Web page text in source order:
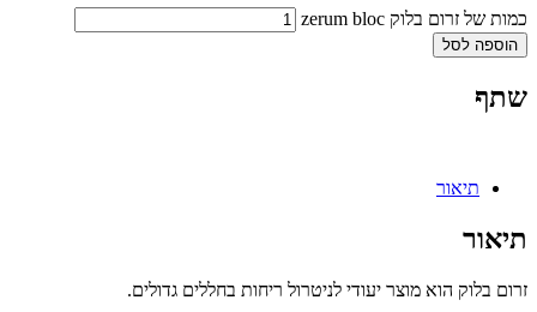
כמות של זרום בלוק zerum bloc
הוספה לסל
שתף
תיאור
תיאור
זרום בלוק הוא מוצר יעודי לניטרול ריחות בחללים גדולים.